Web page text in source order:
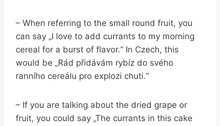
– When referring to the small round fruit, you ​
can say‌ „I love to add currants to my morning
cereal‍ for a burst of flavor.“ In Czech, this
would be „Rád ‌přidávám rybíz⁤ do svého
ranního‌ cereálu pro explozi chuti.“
– ⁢If you are talking about the dried⁣ grape‌ or
fruit, ⁤you could say „The currants in this cake